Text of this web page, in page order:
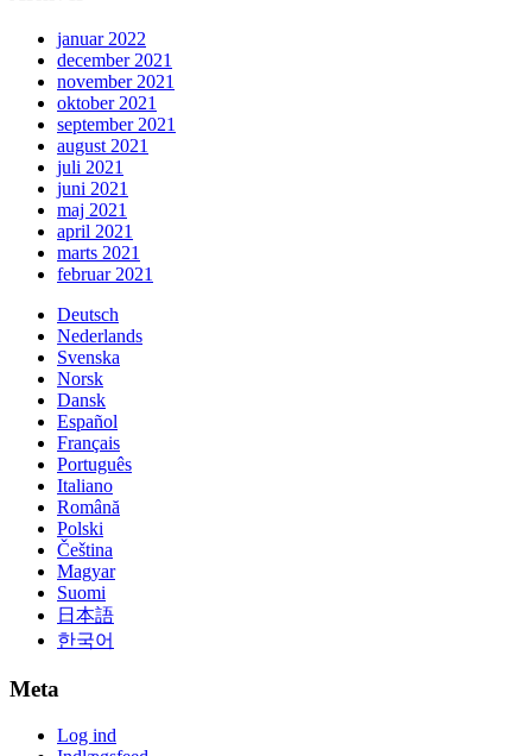
januar 2022
december 2021
november 2021
oktober 2021
september 2021
august 2021
juli 2021
juni 2021
maj 2021
april 2021
marts 2021
februar 2021
Deutsch
Nederlands
Svenska
Norsk
Dansk
Español
Français
Português
Italiano
Română
Polski
Čeština
Magyar
Suomi
日本語
한국어
Meta
Log ind